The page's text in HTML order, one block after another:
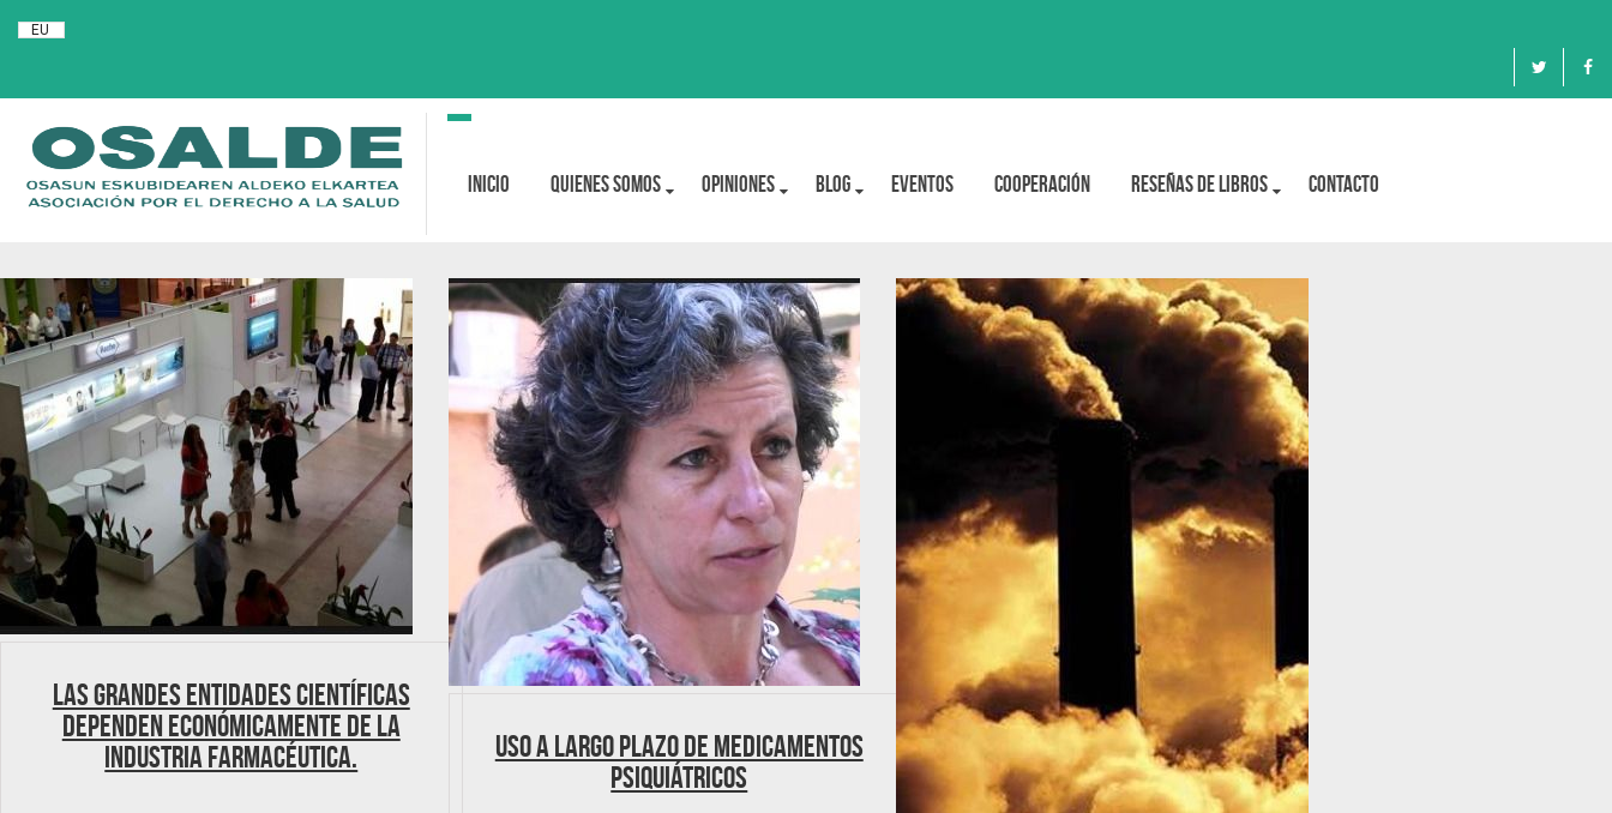
EU
Toggle
Inicio Quienes Somos OPINIONES BLOG Eventos Cooperación Reseñas de libros Contacto
Las grandes entidades científicas
dependen económicamente de la
industria farmacéutica.
Uso a largo plazo de medicamentos
psiquiátricos